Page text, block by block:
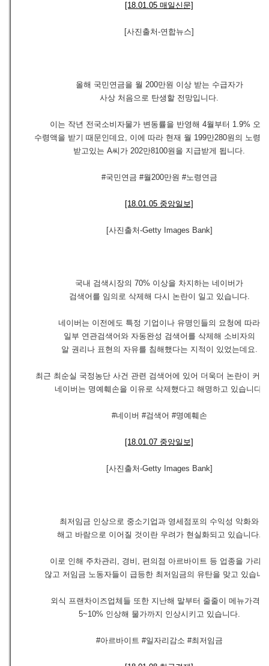
[18.01.05 매일신문]
[사진출처-연합뉴스]
올해 국민연금을 월 200만원 이상 받는 수급자가
사상 처음으로 탄생할 전망입니다.
이는 작년 전국소비자물가 변동률을 반영해 4월부터 1.9% 오른
수령액을 받기 때문인데요, 이에 따라 현재 월 199만280원의 노령
받고있는 A씨가 202만8100원을 지급받게 됩니다.
#국민연금 #월200만원 #노령연금
[18.01.05 중앙일보]
[사진출처-Getty Images Bank]
국내 검색시장의 70% 이상을 차지하는 네이버가
검색어를 임의로 삭제해 다시 논란이 일고 있습니다.
네이버는 이전에도 특정 기업이나 유명인들의 요청에 따라
일부 연관검색어와 자동완성 검색어를 삭제해 소비자의
알 권리나 표현의 자유를 침해했다는 지적이 있었는데요.
최근 최순실 국정농단 사건 관련 검색어에 있어 더욱더 논란이 커
네이버는 명예훼손을 이유로 삭제했다고 해명하고 있습니다.
#네이버 #검색어 #명예훼손
[18.01.07 중앙일보]
[사진출처-Getty Images Bank]
최저임금 인상으로 중소기업과 영세점포의 수익성 악화와
해고 바람으로 이어질 것이란 우려가 현실화되고 있습니다.
이로 인해 주차관리, 경비, 편의점 아르바이트 등 업종을 가리지
않고 저임금 노동자들이 급등한 최저임금의 유탄을 맞고 있습니
외식 프랜차이즈업체들 또한 지난해 말부터 줄줄이 메뉴가격을
5~10% 인상해 물가까지 인상시키고 있습니다.
#아르바이트 #일자리감소 #최저임금